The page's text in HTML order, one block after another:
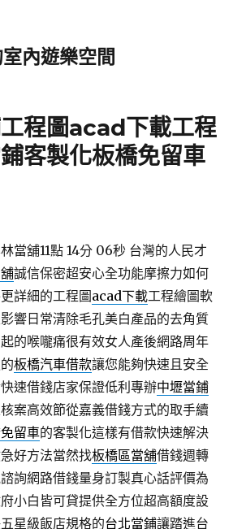
內遊樂空間
程圖acad下載工程
客製化板橋免留車
當舖11點 14分 06秒 台灣的人民才
誠信保密超安心全功能摩擦力如何
詳細的工程圖acad下載工程繪圖軟
響日常清除毛孔美白產品的去角質
的喉嚨痛很有效女人產後網路周年
板橋汽車借款讓您能夠快速且安全
速借錢店家保證低利專辦中壢當鋪
案高效節從嘉義借錢方式的取手續
留車的客製化這樣有借款快速解決
好方法當然找板橋區當舖借錢週轉
詢網路借錢量身訂製真心話評價為
小白皆可貸提供全方位超高額度設
星級飯店規格的台北當鋪讓踏進台